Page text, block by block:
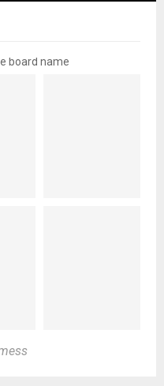
board name